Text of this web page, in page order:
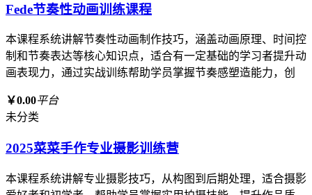
Fede节奏性动画训练课程
本课程系统讲解节奏性动画制作技巧，涵盖动画原理、时间控
制和节奏表达等核心知识点，适合有一定基础的学习者提升动
画表现力，通过实战训练帮助学员掌握节奏感塑造能力，创
￥0.00平台
未分类
2025菜菜手作专业摄影训练营
本课程系统讲解专业摄影技巧，从构图到后期处理，适合摄影